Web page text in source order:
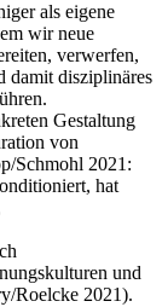
als eigene
wir neue
verwerfen,
damit disziplinäres
Gestaltung
von
Schmohl 2021 :
hat
und
Roelcke 2021).